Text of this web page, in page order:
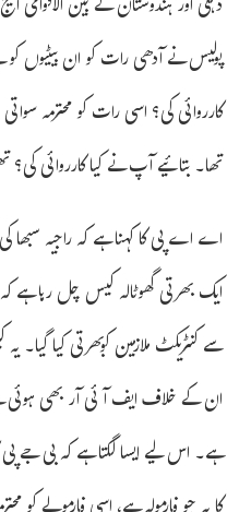
پولیس نے آدھی رات کو ان بیٹیوں
کارروائی کی؟ اسی رات کو محترمہ
تھا۔ بتائیے آپ نے کیا کارروائی کی؟
اے اے پی کا کہنا ہے کہ راجیہ سبھا
ایک بھرتی گھوٹالہ کیس چل رہا ہے
سے کنٹریکٹ ملازمین کوبھرتی کیا
ان کے خلاف ایف آئی آر بھی ہوئی
ہے۔ اس لیے ایسا لگتا ہے کہ بی